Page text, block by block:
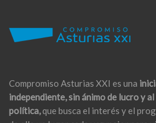
Compromiso Asturias XXI es una
independiente, sin ánimo de lucro y
política,que busca el interés y el